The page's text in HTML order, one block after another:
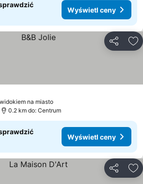
Wyświetl ceny
na miasto
0.2 km do: Centrum
Wyświetl ceny